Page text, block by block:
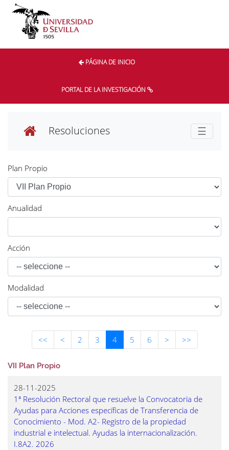
PÁGINA DE INICIO
PORTAL DE LA INVESTIGACIÓN
Resoluciones ☰
Plan Propio
Anualidad
Acción
Modalidad
<< < 2 3 4(current)
5 6 > >>
VII Plan Propio
28-11-2025
1ª Resolución Rectoral que resuelve la Convocatoria de
Ayudas para Acciones específicas de Transferencia de
Conocimiento - Mod. A2- Registro de la propiedad
industrial e intelectual. Ayudas la internacionalización.
I.8A2. 2026